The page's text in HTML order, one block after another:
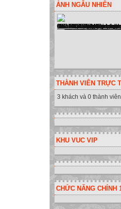
ẢNH NGẪU NHIÊN
THÀNH VIÊN TRỰC
3 khách và 0 thành viên
KHU VUC VIP
CHỨC NĂNG CHÍNH